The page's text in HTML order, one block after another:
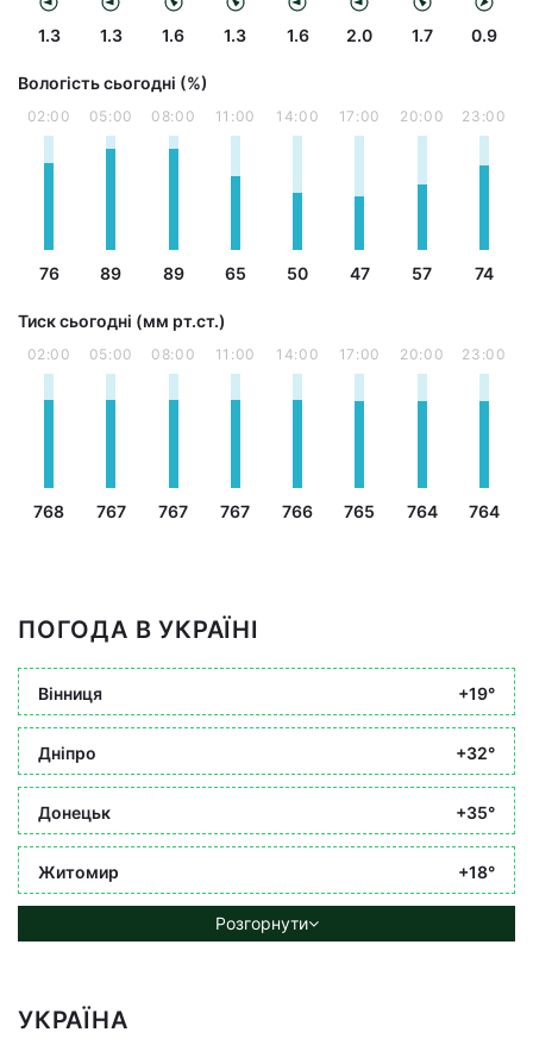
1.3 1.3 1.6 1.3 1.6 2.0 1.7 0.9
Вологість сьогодні (%)
02:00
76
05:00
89
08:00
89
11:00
65
14:00
50
17:00
47
20:00
57
23:00
74
Тиск сьогодні (мм рт.ст.)
02:00
768
05:00
767
08:00
767
11:00
767
14:00
766
17:00
765
20:00
764
23:00
764
ПОГОДА В УКРАЇНІ
Вінниця +19°
Дніпро +32°
Донецьк +35°
Житомир +18°
Розгорнути
УКРАЇНА